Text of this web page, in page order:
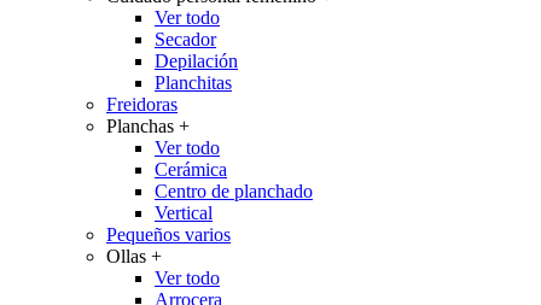
Ver todo
Secador
Depilación
Planchitas
Freidoras
Planchas +
Ver todo
Cerámica
Centro de planchado
Vertical
Pequeños varios
Ollas +
Ver todo
Arrocera